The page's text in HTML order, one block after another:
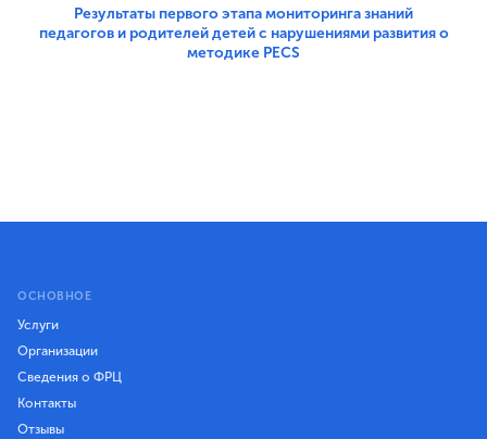
Результаты первого этапа мониторинга знаний
педагогов и родителей детей с нарушениями развития о
методике PECS
ОСНОВНОЕ
Услуги
Организации
Сведения о ФРЦ
Контакты
Отзывы